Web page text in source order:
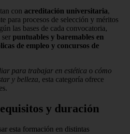
con acreditación universitaria,
para procesos de selección y méritos
las bases de cada convocatoria,
ser puntuables y baremables en
de empleo y concursos de
para trabajar en estética o cómo
y belleza, esta categoría ofrece
y duración
esta formación en distintas